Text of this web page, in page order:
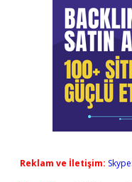
Reklam ve İletişim: